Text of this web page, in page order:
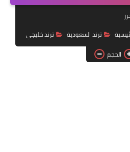
رياضة
وظائف عسكرية
ترند السعودية
ترند خليجي
الحجم